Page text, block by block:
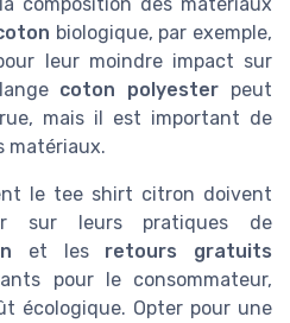
biologique, par exemple,
leur moindre impact sur
coton polyester peut
mais il est important de
matériaux.
le tee shirt citron doivent
sur leurs pratiques de
et les retours gratuits
pour le consommateur,
écologique. Opter pour une